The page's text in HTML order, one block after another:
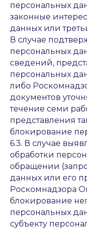
персональных
законные
данных или
В случае
персональных
сведений,
персональных
либо
документов
течение семи
представления
блокирование
6.3. В случае
обработки
обращении
данных или его
Роскомнадзора
блокирование
персональных
субъекту